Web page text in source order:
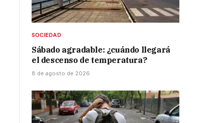
SOCIEDAD
Sábado agradable: ¿cuándo llegará
el descenso de temperatura?
8 de agosto de 2026